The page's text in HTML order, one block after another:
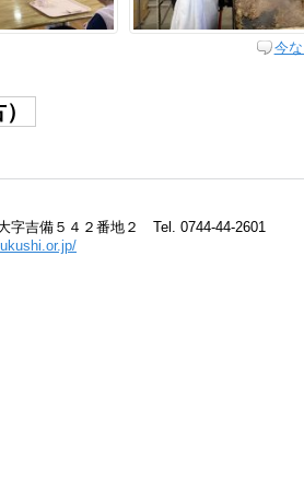
今
字吉備５４２番地２ Tel. 0744-44-2601